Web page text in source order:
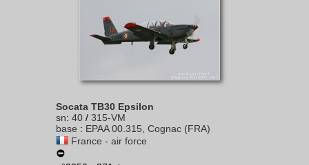
Socata TB30 Epsilon
sn: 40 / 315-VM
base : EPAA 00.315, Cognac (FRA)
France - air force